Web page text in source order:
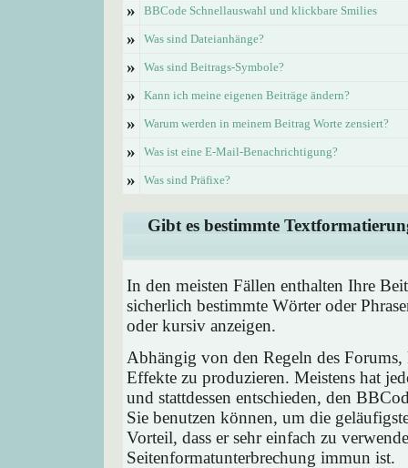
» BBCode Schnellauswahl und klickbare Smilies
» Was sind Dateianhänge?
» Was sind Beitrags-Symbole?
» Kann ich meine eigenen Beiträge ändern?
» Warum werden in meinem Beitrag Worte zensiert?
» Was ist eine E-Mail-Benachrichtigung?
» Was sind Präfixe?
Gibt es bestimmte
In den meisten Fällen enthalten Ihre
sicherlich bestimmte Wörter oder
oder kursiv anzeigen.
Abhängig von den Regeln des
Effekte zu produzieren. Meistens hat
und stattdessen entschieden, den
Sie benutzen können, um die
Vorteil, dass er sehr einfach zu
Seitenformatunterbrechung immun ist.